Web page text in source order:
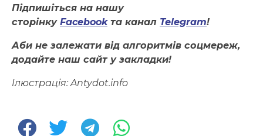
Підпишіться на нашу
сторінку Facebookта канал Telegram!
Аби не залежати від алгоритмів соцмереж,
додайте наш сайт у закладки!
Ілюстрація: Antydot.info